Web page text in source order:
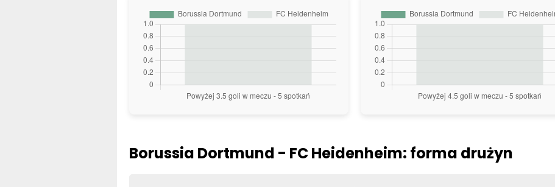
Borussia Dortmund - FC Heidenheim: forma drużyn